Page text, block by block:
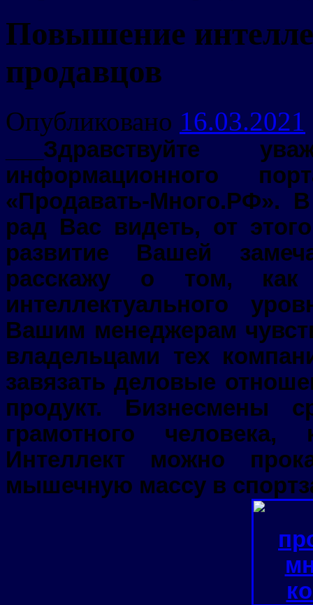
Повышение
продавцов
Опубликовано 16.03.2021
___Здравствуйте
информационного
«Продавать-Много.РФ».
рад Вас видеть, от
развитие Вашей
расскажу о том, как
интеллектуального
Вашим менеджерам
владельцами тех
завязать деловые
продукт. Бизнесмены
грамотного
Интеллект можно
мышечную массу в